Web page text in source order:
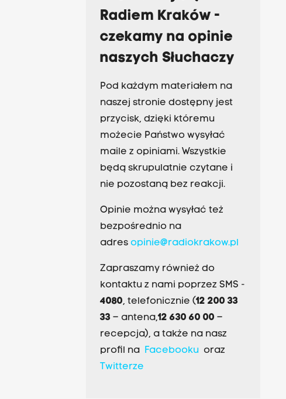
Radiem Kraków -
czekamy na opinie
naszych Słuchaczy
Pod każdym materiałem na
naszej stronie dostępny jest
przycisk, dzięki któremu
możecie Państwo wysyłać
maile z opiniami. Wszystkie
będą skrupulatnie czytane i
nie pozostaną bez reakcji.
Opinie można wysyłać też
bezpośrednio na
adres opinie@radiokrakow.pl
Zapraszamy również do
kontaktu z nami poprzez SMS -
4080, telefonicznie (12 200 33
33– antena,12 630 60 00 –
recepcja), a także na nasz
profil na Facebookuoraz
Twitterze